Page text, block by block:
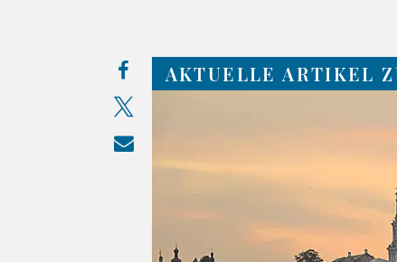
AKTUELLE ARTIKEL